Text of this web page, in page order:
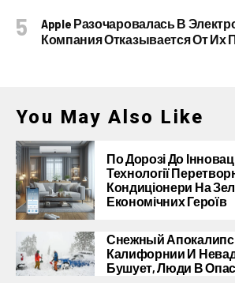
Apple Разочаровалась В
Компания Отказывается От Их
You May Also Like
По Дорозі До
Технології
Кондиціонери На
Економічних Героїв
Снежный
Калифорнии И
Бушует, Люди В